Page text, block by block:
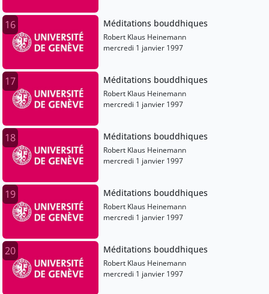
16 Méditations bouddhiques
Robert Klaus Heinemann
mercredi 1 janvier 1997
17 Méditations bouddhiques
Robert Klaus Heinemann
mercredi 1 janvier 1997
18 Méditations bouddhiques
Robert Klaus Heinemann
mercredi 1 janvier 1997
19 Méditations bouddhiques
Robert Klaus Heinemann
mercredi 1 janvier 1997
20 Méditations bouddhiques
Robert Klaus Heinemann
mercredi 1 janvier 1997